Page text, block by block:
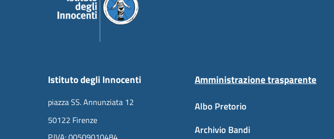
Istituto degli Innocenti
piazza SS. Annunziata 12
50122 Firenze
Amministrazione trasparente
Albo Pretorio
Archivio Bandi